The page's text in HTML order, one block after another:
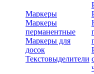
Маркеры
Маркеры
перманентные
Маркеры для
досок
Текстовыделители